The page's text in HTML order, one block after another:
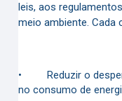
leis, aos
meio ambiente. Cada
•Reduzir o
no consumo de